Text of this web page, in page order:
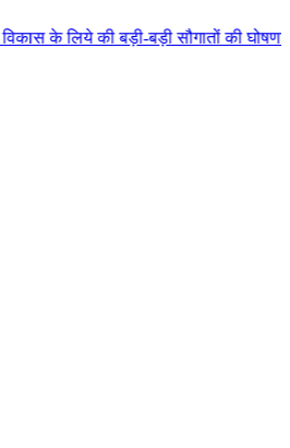
सौगातों की घोषणा कुलैथ क्षेत्र की